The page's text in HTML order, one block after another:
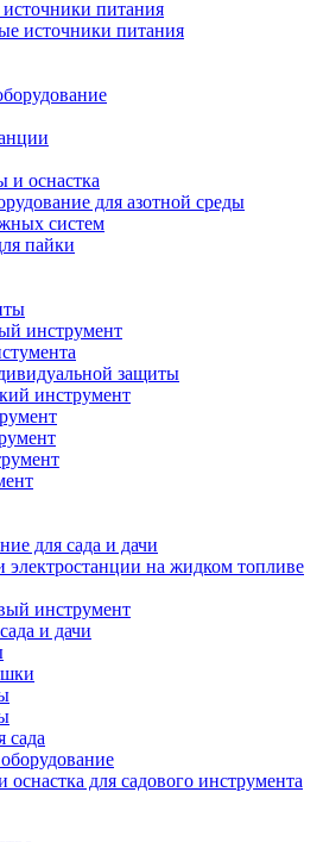
питания
источники питания
и оснастка
для азотной среды
систем
пайки
инструмент
защиты
инструмент
для сада и дачи
электростанции на жидком топливе
инструмент
и дачи
сада
оснастка для садового инструмента